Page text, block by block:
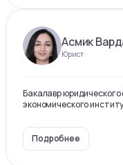
Асмик
Юрист
Бакалавр
экономического
Подробнее